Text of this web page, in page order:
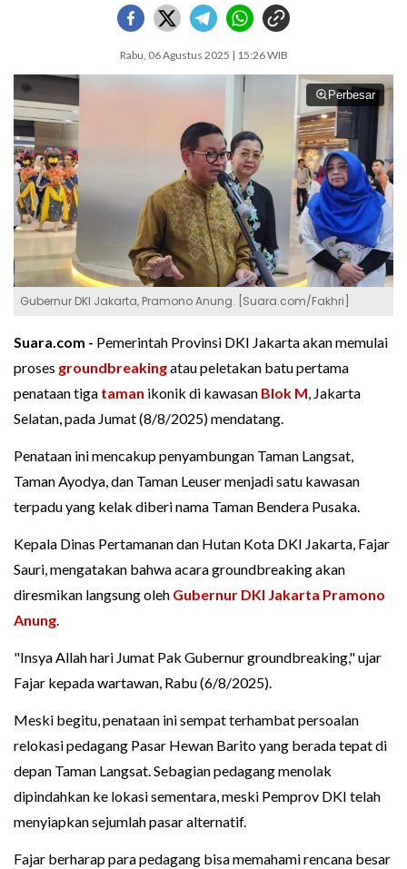
Rabu, 06 Agustus 2025 | 15:26 WIB
Perbesar
Gubernur DKI Jakarta, Pramono Anung. [Suara.com/Fakhri]
Suara.com - Pemerintah Provinsi DKI Jakarta akan memulai
proses groundbreakingatau peletakan batu pertama
penataan tiga taman ikonik di kawasan Blok M, Jakarta
Selatan, pada Jumat (8/8/2025) mendatang.
Penataan ini mencakup penyambungan Taman Langsat,
Taman Ayodya, dan Taman Leuser menjadi satu kawasan
terpadu yang kelak diberi nama Taman Bendera Pusaka.
Kepala Dinas Pertamanan dan Hutan Kota DKI Jakarta, Fajar
Sauri, mengatakan bahwa acara groundbreaking akan
diresmikan langsung oleh Gubernur DKI Jakarta Pramono
Anung.
"Insya Allah hari Jumat Pak Gubernur groundbreaking," ujar
Fajar kepada wartawan, Rabu (6/8/2025).
Meski begitu, penataan ini sempat terhambat persoalan
relokasi pedagang Pasar Hewan Barito yang berada tepat di
depan Taman Langsat. Sebagian pedagang menolak
dipindahkan ke lokasi sementara, meski Pemprov DKI telah
menyiapkan sejumlah pasar alternatif.
Fajar berharap para pedagang bisa memahami rencana besar